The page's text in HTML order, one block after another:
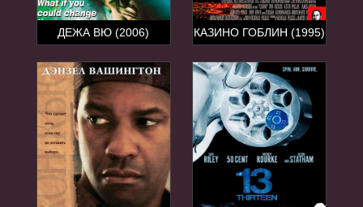
ДЕЖА ВЮ (2006) КАЗИНО ГОБЛИН (1995)